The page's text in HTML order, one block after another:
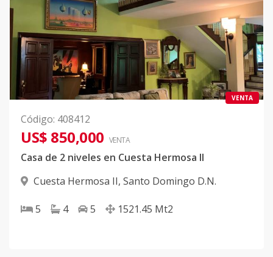
VENTA
Código: 408412
US$ 850,000 VENTA
Casa de 2 niveles en Cuesta Hermosa II
Cuesta Hermosa II, Santo Domingo D.N.
5 4 5 1521.45 Mt2